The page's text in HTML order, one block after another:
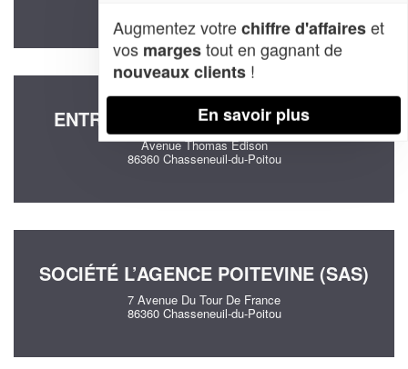
ENTREPRISE GENIUS& CO (SARL)
Avenue Thomas Edison
86360 Chasseneuil-du-Poitou
SOCIÉTÉ L’AGENCE POITEVINE (SAS)
7 Avenue Du Tour De France
86360 Chasseneuil-du-Poitou
Augmentez votrechiffre d'affaireset
vos margestout en gagnant de
nouveaux clients !
En savoir plus